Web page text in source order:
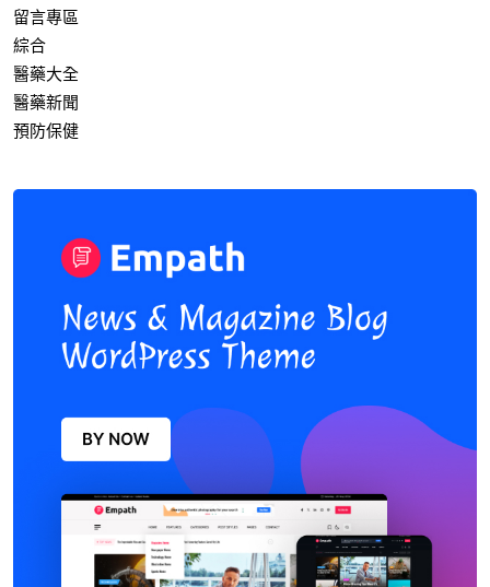
留言專區
綜合
醫藥大全
醫藥新聞
預防保健